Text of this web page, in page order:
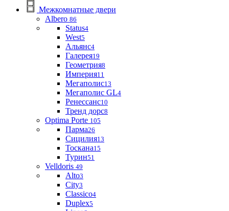
Межкомнатные двери
Albero 86
Status4
West5
Альянс4
Галерея19
Геометрия8
Империя11
Мегаполис13
Мегаполис GL4
Ренессанс10
Тренд дорс8
Optima Porte 105
Парма26
Сицилия13
Тоскана15
Турин51
Velldoris 49
Alto3
City3
Classico4
Duplex5